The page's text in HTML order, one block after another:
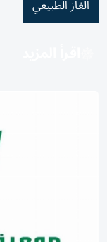
الغاز الطبيعي